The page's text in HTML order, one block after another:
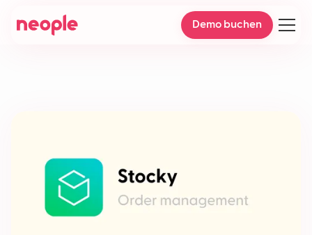
Demo buchen